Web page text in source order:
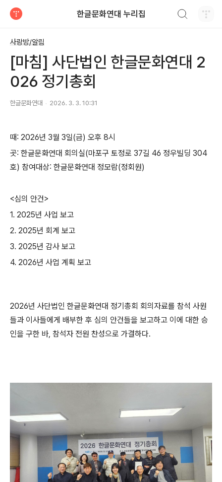
한글문화연대 누리집
사랑방/알림
[마침] 사단법인 한글문화연대 2
026 정기총회
한글문화연대 2026. 3. 3. 10:31
때: 2026년 3월 3일(금) 오후 8시
곳: 한글문화연대 회의실(마포구 토정로 37길 46 정우빌딩 304
호) 참여대상: 한글문화연대 정모람(정회원)
<심의 안건>
1. 2025년 사업 보고
2. 2025년 회계 보고
3. 2025년 감사 보고
4. 2026년 사업 계획 보고
2026년 사단법인 한글문화연대 정기총회 회의자료를 참석 사원
들과 이사들에게 배부한 후 심의 안건들을 보고하고 이에 대한 승
인을 구한 바, 참석자 전원 찬성으로 가결하다.